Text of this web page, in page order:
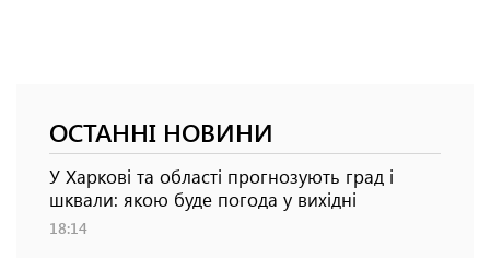
ОСТАННІ НОВИНИ
У Харкові та області прогнозують град і
шквали: якою буде погода у вихідні
18:14